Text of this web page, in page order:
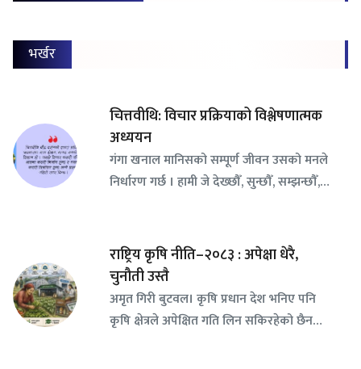
भर्खर
चित्तवीथि: विचार प्रक्रियाको विश्लेषणात्मक
अध्ययन
गंगा खनाल मानिसको सम्पूर्ण जीवन उसको मनले
निर्धारण गर्छ । हामी जे देख्छौँ, सुन्छौँ, सम्झन्छौँ,…
राष्ट्रिय कृषि नीति–२०८३ : अपेक्षा धेरै,
चुनौती उस्तै
अमृत गिरी बुटवल। कृषि प्रधान देश भनिए पनि
कृषि क्षेत्रले अपेक्षित गति लिन सकिरहेको छैन…